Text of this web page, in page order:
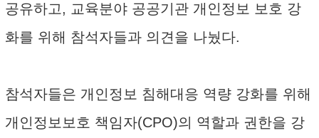
공유하고, 교육분야 공공기관 개인정보 보호 강
화를 위해 참석자들과 의견을 나눴다.
참석자들은 개인정보 침해대응 역량 강화를 위해
개인정보보호 책임자(CPO)의 역할과 권한을 강